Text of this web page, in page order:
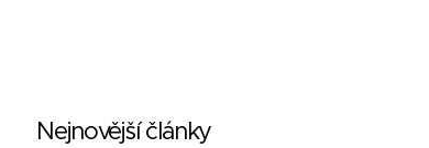
Nejnovější články